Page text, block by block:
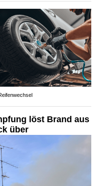
löst Brand aus
über